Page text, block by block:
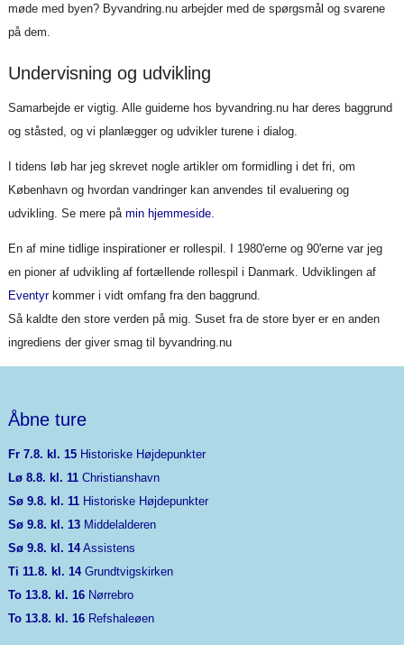
møde med byen? Byvandring.nu arbejder med de spørgsmål og svarene
på dem.
Undervisning og udvikling
Samarbejde er vigtig. Alle guiderne hos byvandring.nu har deres baggrund
og ståsted, og vi planlægger og udvikler turene i dialog.
I tidens løb har jeg skrevet nogle artikler om formidling i det fri, om
København og hvordan vandringer kan anvendes til evaluering og
udvikling. Se mere på min hjemmeside.
En af mine tidlige inspirationer er rollespil. I 1980'erne og 90'erne var jeg
en pioner af udvikling af fortællende rollespil i Danmark. Udviklingen af
Eventyrkommer i vidt omfang fra den baggrund.
Så kaldte den store verden på mig. Suset fra de store byer er en anden
ingrediens der giver smag til byvandring.nu
Åbne ture
Fr 7.8. kl. 15Historiske Højdepunkter
Lø 8.8. kl. 11Christianshavn
Sø 9.8. kl. 11Historiske Højdepunkter
Sø 9.8. kl. 13Middelalderen
Sø 9.8. kl. 14Assistens
Ti 11.8. kl. 14Grundtvigskirken
To 13.8. kl. 16Nørrebro
To 13.8. kl. 16Refshaleøen